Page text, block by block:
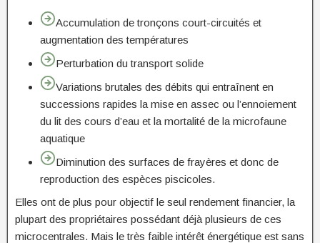
Accumulation de tronçons court-circuités et
augmentation des températures
Perturbation du transport solide
Variations brutales des débits qui entraînent en
successions rapides la mise en assec ou l’ennoiement
du lit des cours d’eau et la mortalité de la microfaune
aquatique
Diminution des surfaces de frayères et donc de
reproduction des espèces piscicoles.
Elles ont de plus pour objectif le seul rendement financier, la
plupart des propriétaires possédant déjà plusieurs de ces
microcentrales. Mais le très faible intérêt énergétique est sans